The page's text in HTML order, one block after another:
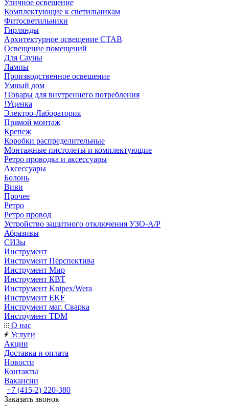
Уличное освещение
Комплектующие к светильникам
Фитосветильники
Гирлянды
Архитектурное освещение СТАВ
Освещение помещений
Для Сауны
Лампы
Производственное освешение
Умный дом
!Товары для внутреннего потребления
!Уценка
Электро-Лаборатория
Прямой монтаж
Крепеж
Коробки распределительные
Монтажные пистолеты и комплектующие
Ретро проводка и аксессуары
Аксессуары
Болонь
Виви
Прочее
Ретро
Ретро провод
Устройство защитного отключения УЗО-А/Р
Абразивы
СИЗы
Инструмент
Инструмент Перспектива
Инструмент Мир
Инструмент КВТ
Инструмент Knipex/Wera
Инструмент EKF
Инструмент маг. Сварка
Инструмент TDM
О нас
Услуги
Акции
Доставка и оплата
Новости
Контакты
Вакансии
+7 (415-2) 220-380
Заказать звонок